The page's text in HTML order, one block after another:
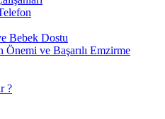
Bebek Dostu
Önemi ve Başarılı Emzirme
?